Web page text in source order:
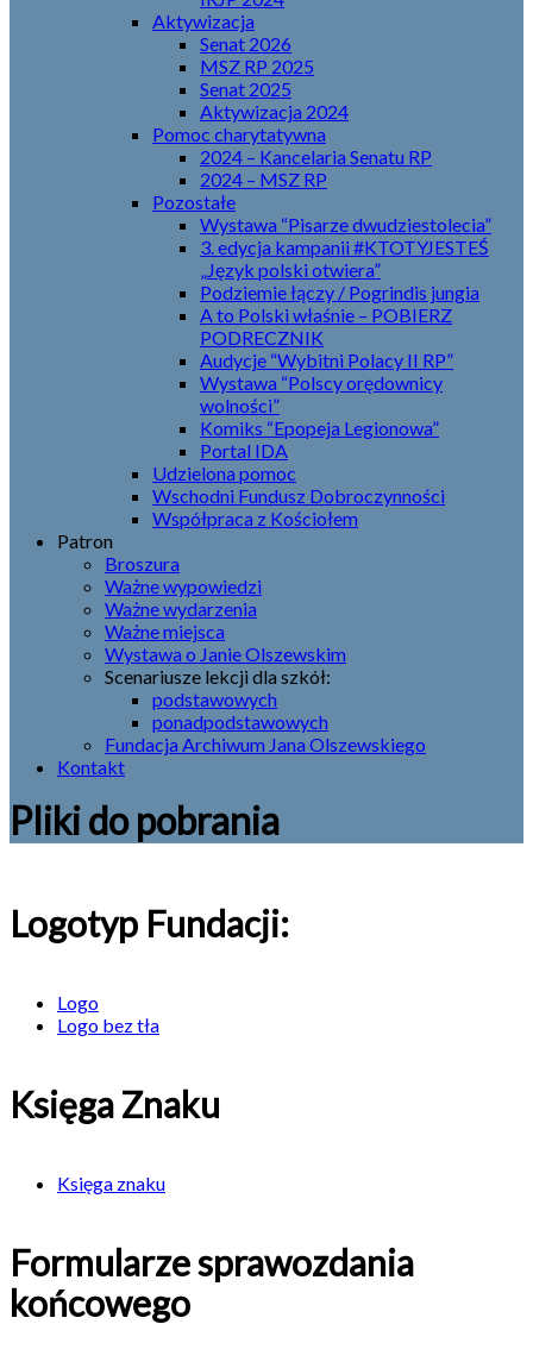
Aktywizacja
Senat 2026
MSZ RP 2025
Senat 2025
Aktywizacja 2024
Pomoc charytatywna
2024 – Kancelaria Senatu RP
2024 – MSZ RP
Pozostałe
Wystawa “Pisarze dwudziestolecia”
3. edycja kampanii #KTOTYJESTEŚ
„Język polski otwiera”
Podziemie łączy / Pogrindis jungia
A to Polski właśnie – POBIERZ
PODRECZNIK
Audycje “Wybitni Polacy II RP”
Wystawa “Polscy orędownicy
wolności”
Komiks “Epopeja Legionowa”
Portal IDA
Udzielona pomoc
Wschodni Fundusz Dobroczynności
Współpraca z Kościołem
Patron
Broszura
Ważne wypowiedzi
Ważne wydarzenia
Ważne miejsca
Wystawa o Janie Olszewskim
Scenariusze lekcji dla szkół:
podstawowych
ponadpodstawowych
Fundacja Archiwum Jana Olszewskiego
Kontakt
Pliki do pobrania
Logotyp Fundacji:
Logo
Logo bez tła
Księga Znaku
Księga znaku
Formularze sprawozdania
końcowego